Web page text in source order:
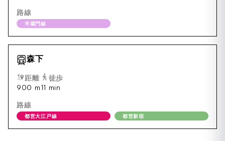
路線
半蔵門線
森下
距離
900 m
徒歩
11 min
路線
都営大江戸線 都営新宿